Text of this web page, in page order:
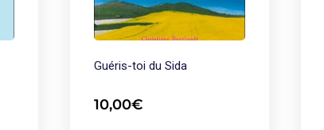
Guéris-toi du Sida
10,00€